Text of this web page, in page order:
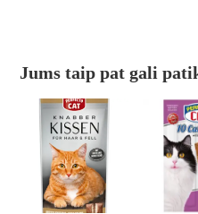
Jums taip pat gali